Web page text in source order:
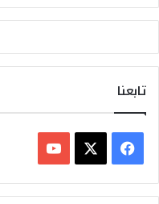
تابعنا
ي
X
Y